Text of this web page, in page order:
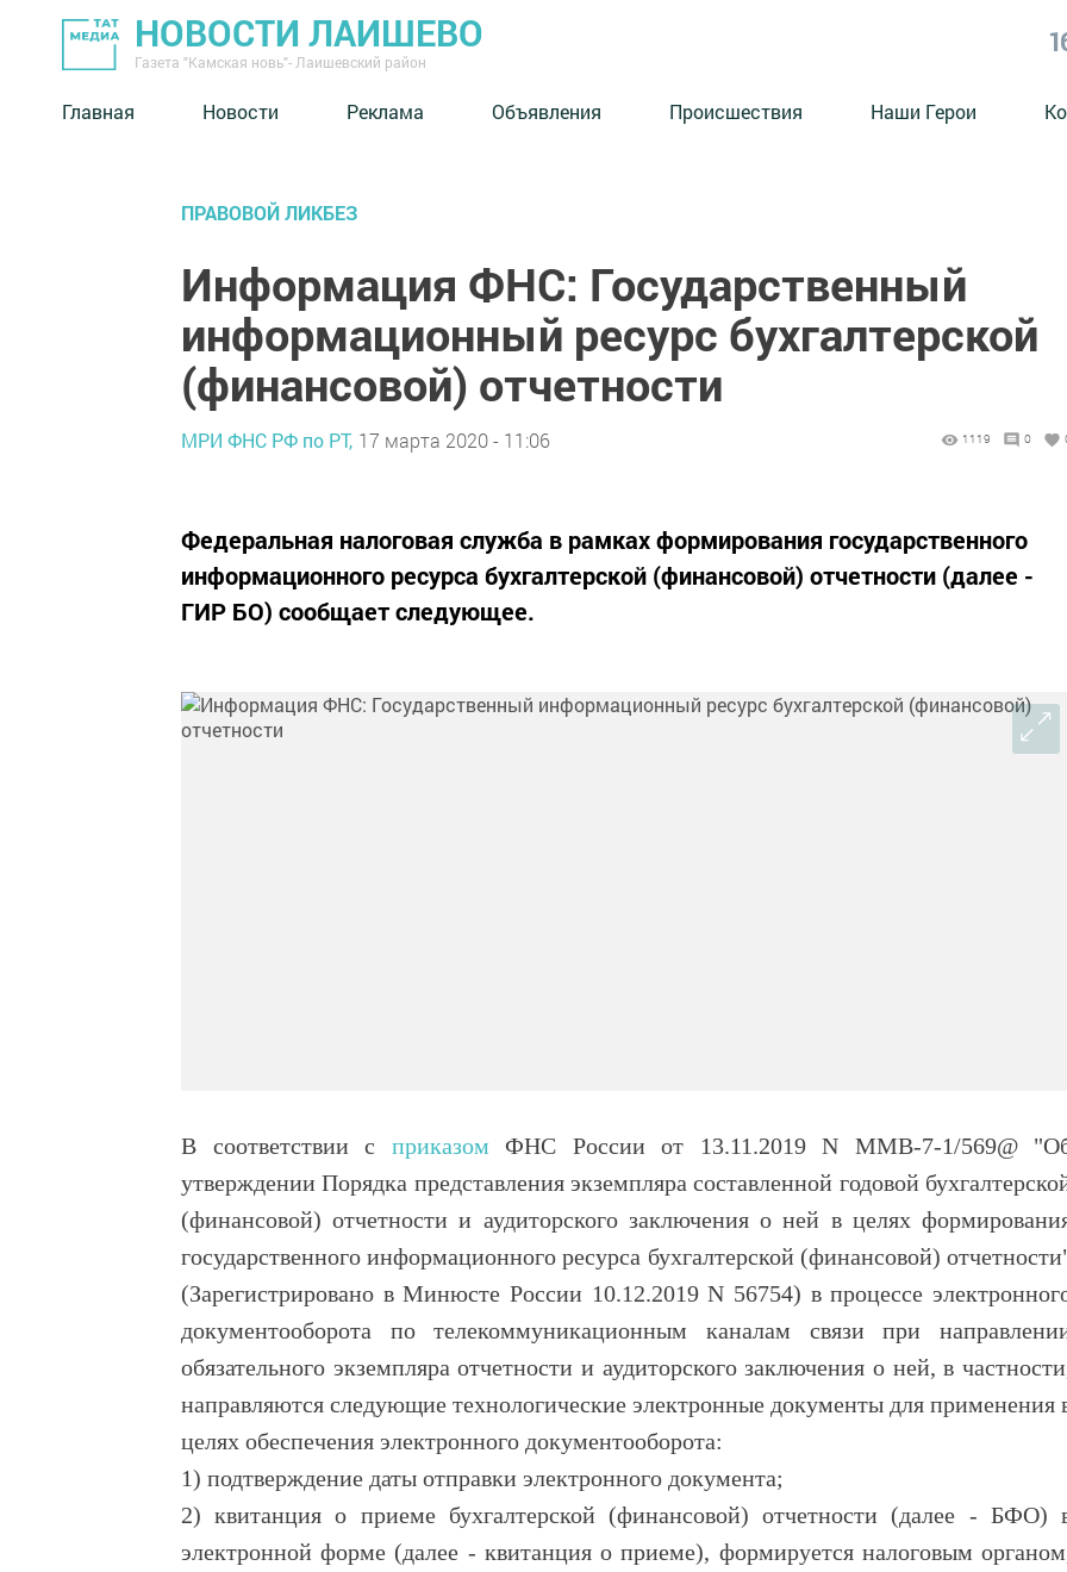
НОВОСТИ ЛАИШЕВО
Газета "Камская новь"- Лаишевский район
Главная Новости Реклама Объявления Происшествия Наши Герои
ПРАВОВОЙ ЛИКБЕЗ
Информация ФНС: Государственный
информационный ресурс бухгалтерской
(финансовой) отчетности
МРИ ФНС РФ по РТ, 17 марта 2020 - 11:06 1119 0
Федеральная налоговая служба в рамках формирования государственного
информационного ресурса бухгалтерской (финансовой) отчетности (далее -
ГИР БО) сообщает следующее.
В соответствии с приказом ФНС России от 13.11.2019 N ММВ-7-1/569@
утверждении Порядка представления экземпляра составленной годовой
(финансовой) отчетности и аудиторского заключения о ней в целях
государственного информационного ресурса бухгалтерской (финансовой)
(Зарегистрировано в Минюсте России 10.12.2019 N 56754) в процессе
документооборота по телекоммуникационным каналам связи при
обязательного экземпляра отчетности и аудиторского заключения о ней, в
направляются следующие технологические электронные документы для применения
целях обеспечения электронного документооборота:
1) подтверждение даты отправки электронного документа;
2) квитанция о приеме бухгалтерской (финансовой) отчетности (далее - БФО)
электронной форме (далее - квитанция о приеме), формируется налоговым